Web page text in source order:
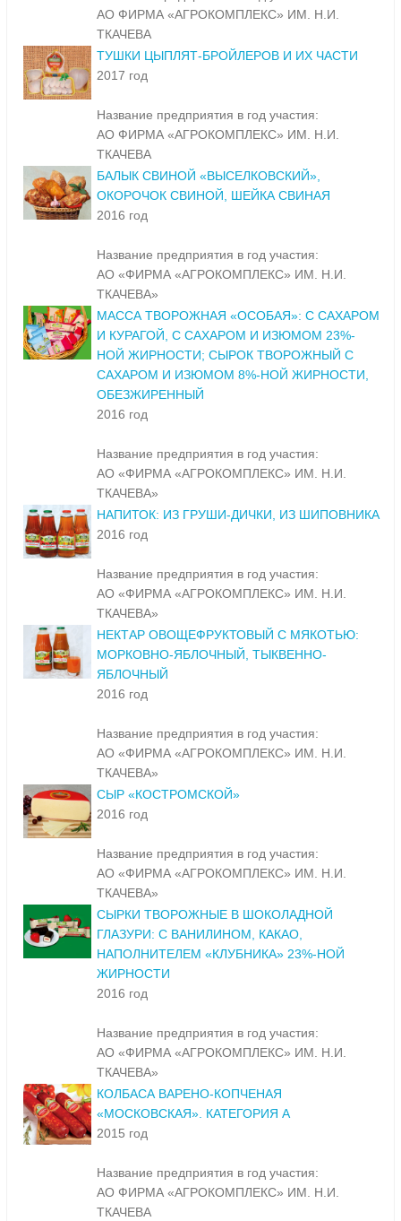
АО ФИРМА «АГРОКОМПЛЕКС» ИМ. Н.И.
ТКАЧЕВА
ТУШКИ ЦЫПЛЯТ-БРОЙЛЕРОВ И ИХ ЧАСТИ
2017 год
Название предприятия в год участия:
АО ФИРМА «АГРОКОМПЛЕКС» ИМ. Н.И.
ТКАЧЕВА
БАЛЫК СВИНОЙ «ВЫСЕЛКОВСКИЙ»,
ОКОРОЧОК СВИНОЙ, ШЕЙКА СВИНАЯ
2016 год
Название предприятия в год участия:
АО «ФИРМА «АГРОКОМПЛЕКС» ИМ. Н.И.
ТКАЧЕВА»
МАССА ТВОРОЖНАЯ «ОСОБАЯ»: С САХАРОМ
И КУРАГОЙ, С САХАРОМ И ИЗЮМОМ 23%-
НОЙ ЖИРНОСТИ; СЫРОК ТВОРОЖНЫЙ С
САХАРОМ И ИЗЮМОМ 8%-НОЙ ЖИРНОСТИ,
ОБЕЗЖИРЕННЫЙ
2016 год
Название предприятия в год участия:
АО «ФИРМА «АГРОКОМПЛЕКС» ИМ. Н.И.
ТКАЧЕВА»
НАПИТОК: ИЗ ГРУШИ-ДИЧКИ, ИЗ ШИПОВНИКА
2016 год
Название предприятия в год участия:
АО «ФИРМА «АГРОКОМПЛЕКС» ИМ. Н.И.
ТКАЧЕВА»
НЕКТАР ОВОЩЕФРУКТОВЫЙ С МЯКОТЬЮ:
МОРКОВНО-ЯБЛОЧНЫЙ, ТЫКВЕННО-
ЯБЛОЧНЫЙ
2016 год
Название предприятия в год участия:
АО «ФИРМА «АГРОКОМПЛЕКС» ИМ. Н.И.
ТКАЧЕВА»
СЫР «КОСТРОМСКОЙ»
2016 год
Название предприятия в год участия:
АО «ФИРМА «АГРОКОМПЛЕКС» ИМ. Н.И.
ТКАЧЕВА»
СЫРКИ ТВОРОЖНЫЕ В ШОКОЛАДНОЙ
ГЛАЗУРИ: С ВАНИЛИНОМ, КАКАО,
НАПОЛНИТЕЛЕМ «КЛУБНИКА» 23%-НОЙ
ЖИРНОСТИ
2016 год
Название предприятия в год участия:
АО «ФИРМА «АГРОКОМПЛЕКС» ИМ. Н.И.
ТКАЧЕВА»
КОЛБАСА ВАРЕНО-КОПЧЕНАЯ
«МОСКОВСКАЯ». КАТЕГОРИЯ А
2015 год
Название предприятия в год участия:
АО ФИРМА «АГРОКОМПЛЕКС» ИМ. Н.И.
ТКАЧЕВА